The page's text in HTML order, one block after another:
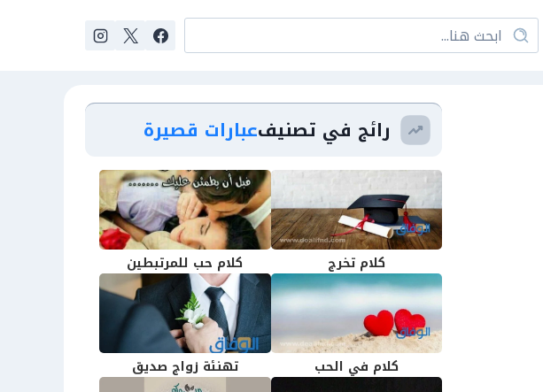
رائج في تصنيفعبارات قصيرة
كلام تخرج كلام حب للمرتبطين
كلام في الحب تهنئة زواج صديق